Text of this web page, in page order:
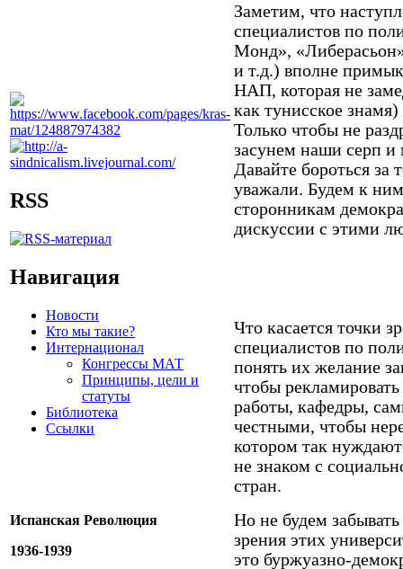
RSS
Навигация
Новости
Кто мы такие?
Интернационал
Конгрессы МАТ
Принципы, цели и
статуты
Библиотека
Ссылки
Испанская Революция
1936-1939
Заметим, что
специалистов по
Монд»,
и т.д.) вполне
НАП, которая не
как тунисское
Только чтобы не
засунем наши серп
Давайте бороться
уважали. Будем к
сторонникам
дискуссии с этими
Что касается точки
специалистов по
понять их желание
чтобы
работы, кафедры,
честными, чтобы
котором так
не знаком с
стран.
Но не будем
зрения этих
это буржуазно-